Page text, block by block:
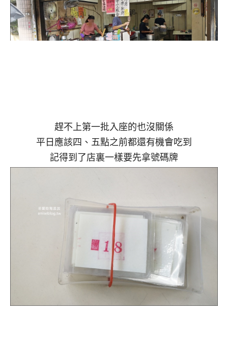
趕不上第一批入座的也沒關係
平日應該四、五點之前都還有機會吃到
記得到了店裏一樣要先拿號碼牌